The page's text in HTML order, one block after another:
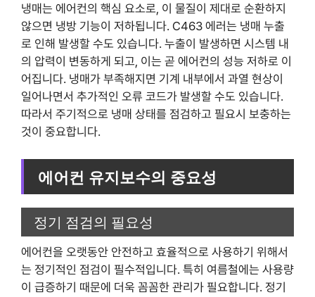
냉매는 에어컨의 핵심 요소로, 이 물질이 제대로 순환하지
않으면 냉방 기능이 저하됩니다. C463 에러는 냉매 누출
로 인해 발생할 수도 있습니다. 누출이 발생하면 시스템 내
의 압력이 변동하게 되고, 이는 곧 에어컨의 성능 저하로 이
어집니다. 냉매가 부족해지면 기계 내부에서 과열 현상이
일어나면서 추가적인 오류 코드가 발생할 수도 있습니다.
따라서 주기적으로 냉매 상태를 점검하고 필요시 보충하는
것이 중요합니다.
에어컨 유지보수의 중요성
정기 점검의 필요성
에어컨을 오랫동안 안전하고 효율적으로 사용하기 위해서
는 정기적인 점검이 필수적입니다. 특히 여름철에는 사용량
이 급증하기 때문에 더욱 꼼꼼한 관리가 필요합니다. 정기